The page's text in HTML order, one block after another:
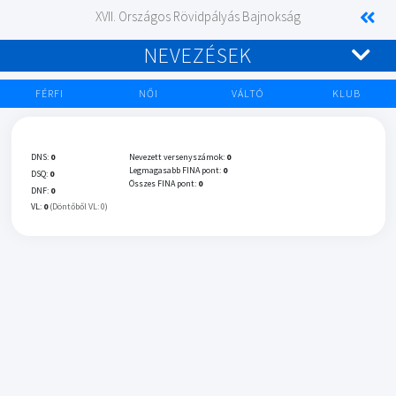
XVII. Országos Rövidpályás Bajnokság
NEVEZÉSEK
FÉRFI NŐI VÁLTÓ KLUB
DNS: 0
DSQ: 0
DNF: 0
VL: 0 (Döntőből VL: 0)
Nevezett versenyszámok: 0
Legmagasabb FINA pont: 0
Összes FINA pont: 0